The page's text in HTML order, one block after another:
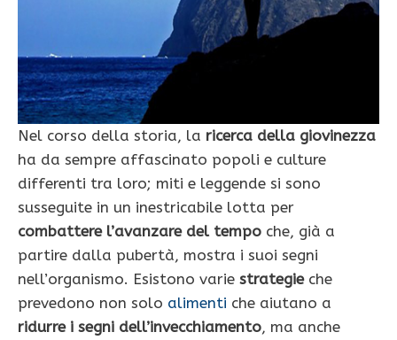
Nel corso della storia, la ricerca della giovinezza
ha da sempre affascinato popoli e culture
differenti tra loro; miti e leggende si sono
susseguite in un inestricabile lotta per
combattere l’avanzare del tempo che, già a
partire dalla pubertà, mostra i suoi segni
nell’organismo. Esistono varie strategie che
prevedono non solo alimenti che aiutano a
ridurre i segni dell’invecchiamento, ma anche